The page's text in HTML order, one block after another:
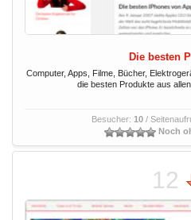
Die besten
Computer, Apps, Filme, Bücher,
die besten Produkte aus
Besucher: 10/
Noch
12